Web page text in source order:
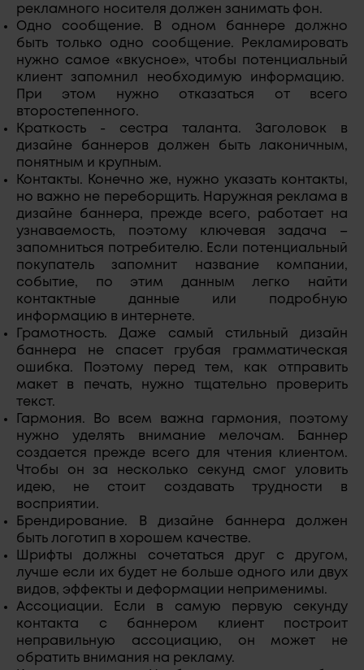
рекламного носителя должен занимать фон.
Одно сообщение. В одном баннере должно
быть только одно сообщение. Рекламировать
нужно самое «вкусное», чтобы потенциальный
клиент запомнил необходимую информацию.
При этом нужно отказаться от всего
второстепенного.
Краткость - сестра таланта. Заголовок в
дизайне баннеров должен быть лаконичным,
понятным и крупным.
Контакты. Конечно же, нужно указать контакты,
но важно не переборщить. Наружная реклама в
дизайне баннера, прежде всего, работает на
узнаваемость, поэтому ключевая задача –
запомниться потребителю. Если потенциальный
покупатель запомнит название компании,
событие, по этим данным легко найти
контактные данные или подробную
информацию в интернете.
Грамотность. Даже самый стильный дизайн
баннера не спасет грубая грамматическая
ошибка. Поэтому перед тем, как отправить
макет в печать, нужно тщательно проверить
текст.
Гармония. Во всем важна гармония, поэтому
нужно уделять внимание мелочам. Баннер
создается прежде всего для чтения клиентом.
Чтобы он за несколько секунд смог уловить
идею, не стоит создавать трудности в
восприятии.
Брендирование. В дизайне баннера должен
быть логотип в хорошем качестве.
Шрифты должны сочетаться друг с другом,
лучше если их будет не больше одного или двух
видов, эффекты и деформации неприменимы.
Ассоциации. Если в самую первую секунду
контакта с баннером клиент построит
неправильную ассоциацию, он может не
обратить внимания на рекламу.